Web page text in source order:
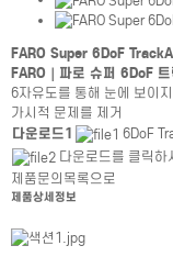
FARO Super 6DoF
FARO｜파로 슈퍼 6DoF
6자유도를 통해 눈에 보이
가시적 문제를 제거
제품상세정보테이블
다운로드1
6DoF
다운로드를 클릭
제품문의 목록으로
제품상세정보